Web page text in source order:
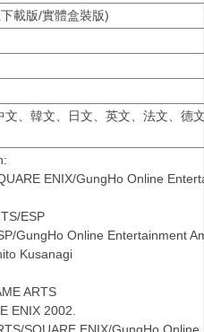
載版/實體盒裝版)
文、韓文、日文、英文、法文、德
ENIX/GungHo Online
ESP
GungHo Online Entertainment
Kusanagi
ARTS
ENIX 2002.